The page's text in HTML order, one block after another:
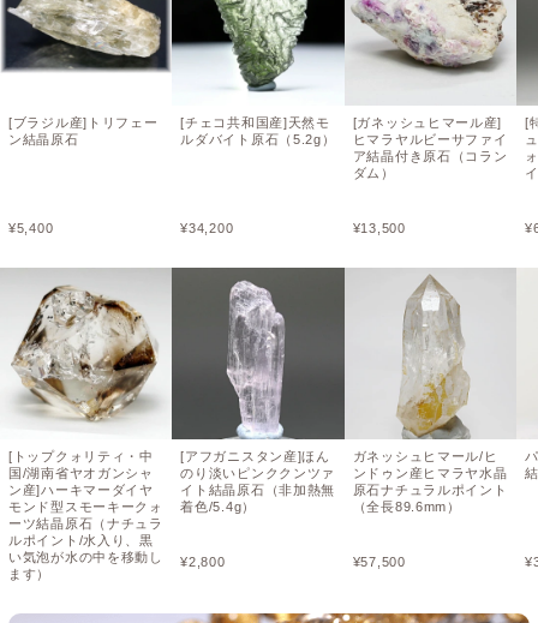
[ブラジル産]トリフェー
ン結晶原石
¥5,400
[トップクォリティ・中
国/湖南省ヤオガンシャ
ン産]ハーキマーダイヤ
モンド型スモーキークォ
ーツ結晶原石（ナチュラ
ルポイント/水入り、黒
い気泡が水の中を移動し
ます）
¥60,000
[チェコ共和国産]天然モ
ルダバイト原石（5.2g）
¥34,200
[アフガニスタン産]ほん
のり淡いピンククンツァ
イト結晶原石（非加熱無
着色/5.4g）
¥2,800
[ガネッシュヒマール産]
ヒマラヤルビーサファイ
ア結晶付き原石（コラン
ダム）
¥13,500
ガネッシュヒマール/ヒ
ンドゥン産ヒマラヤ水晶
原石ナチュラルポイント
（全長89.6mm）
¥57,500
[
¥
¥